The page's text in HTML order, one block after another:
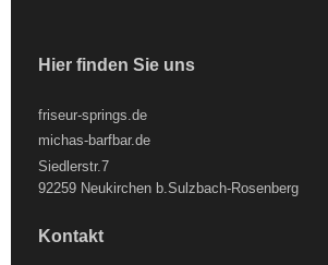
Hier finden Sie uns
friseur-springs.de
michas-barfbar.de
Siedlerstr.7
92259 Neukirchen b.Sulzbach-Rosenberg
Kontakt